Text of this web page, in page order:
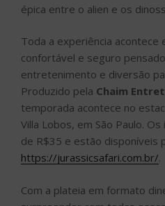
épica entre o alien e os
Toda a experiência acontece
confortável e seguro
entretenimento e diversão
Produzido pela Chaim
temporada acontece no
Villa Lobos, em São Paulo.
de R$35 e estão disponíveis
https://jurassicsafari.com.br/.
Com a plateia em formato